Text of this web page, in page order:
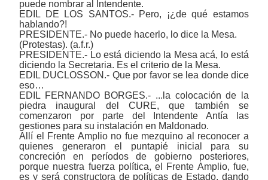
puede nombrar al Intendente.
EDIL DE LOS SANTOS.- Pero, ¡¿de qué estamos
hablando?!
PRESIDENTE.- No puede hacerlo, lo dice la Mesa.
(Protestas). (a.f.r.)
PRESIDENTE.- Lo está diciendo la Mesa acá, lo está
diciendo la Secretaria. Es el criterio de la Mesa.
EDIL DUCLOSSON.- Que por favor se lea donde dice
eso…
EDIL FERNANDO BORGES.- ...la colocación de la
piedra inaugural del CURE, que también se
comenzaron por parte del Intendente Antía las
gestiones para su instalación en Maldonado.
Allí el Frente Amplio no fue mezquino al reconocer a
quienes generaron el puntapié inicial para su
concreción en períodos de gobierno posteriores,
porque nuestra fuerza política, el Frente Amplio, fue,
es y será constructora de políticas de Estado, dando